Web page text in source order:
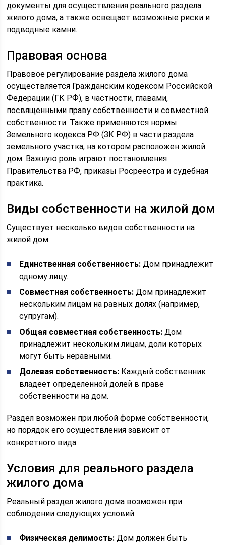
документы для осуществления реального раздела
жилого дома, а также освещает возможные риски и
подводные камни.
Правовая основа
Правовое регулирование раздела жилого дома
осуществляется Гражданским кодексом Российской
Федерации (ГК РФ), в частности, главами,
посвященными праву собственности и совместной
собственности. Также применяются нормы
Земельного кодекса РФ (ЗК РФ) в части раздела
земельного участка, на котором расположен жилой
дом. Важную роль играют постановления
Правительства РФ, приказы Росреестра и судебная
практика.
Виды собственности на жилой дом
Существует несколько видов собственности на
жилой дом:
Единственная собственность: Дом принадлежит
одному лицу.
Совместная собственность: Дом принадлежит
нескольким лицам на равных долях (например,
супругам).
Общая совместная собственность: Дом
принадлежит нескольким лицам, доли которых
могут быть неравными.
Долевая собственность: Каждый собственник
владеет определенной долей в праве
собственности на дом.
Раздел возможен при любой форме собственности,
но порядок его осуществления зависит от
конкретного вида.
Условия для реального раздела
жилого дома
Реальный раздел жилого дома возможен при
соблюдении следующих условий:
Физическая делимость: Дом должен быть